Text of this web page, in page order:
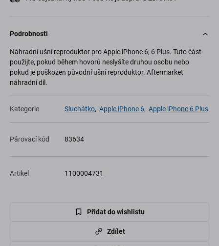
Podrobnosti
Náhradní ušní reproduktor pro Apple iPhone 6, 6 Plus. Tuto část
použijte, pokud během hovorů neslyšíte druhou osobu nebo
pokud je poškozen původní ušní reproduktor. Aftermarket
náhradní díl.
Kategorie Sluchátko, Apple iPhone 6, Apple iPhone 6 Plus
Párovací kód 83634
Artikel 1100004731
Přidat do wishlistu
Zdílet